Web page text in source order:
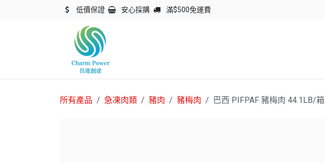
低價保證 安心採購 滿$500免運費
所有產品 急凍肉類 豬肉 豬梅肉 巴西 PIFPAF 豬梅肉 44.1LB/箱